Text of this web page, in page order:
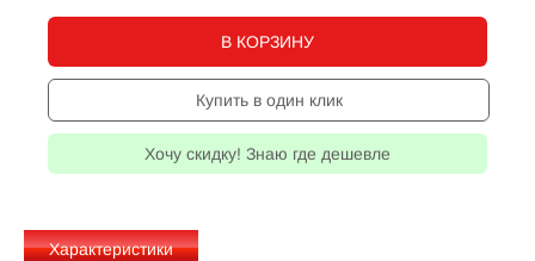
В КОРЗИНУ
Купить в один клик
Хочу скидку! Знаю где дешевле
Характеристики